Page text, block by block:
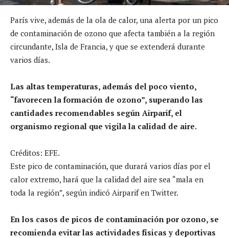
París vive, además de la ola de calor, una alerta por un pico
de contaminación de ozono que afecta también a la región
circundante, Isla de Francia, y que se extenderá durante
varios días.
Las altas temperaturas, además del poco viento,
“favorecen la formación de ozono”, superando las
cantidades recomendables según Airparif, el
organismo regional que vigila la calidad de aire.
Créditos: EFE.
Este pico de contaminación, que durará varios días por el
calor extremo, hará que la calidad del aire sea “mala en
toda la región”, según indicó Airparif en Twitter.
En los casos de picos de contaminación por ozono, se
recomienda evitar las actividades físicas y deportivas